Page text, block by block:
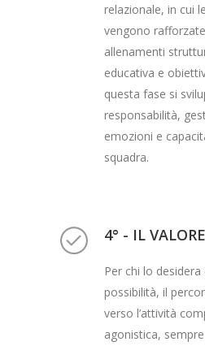
relazionale, in cui
vengono
allenamenti
educativa e
questa fase si
responsabilità,
emozioni e
squadra.
4° - IL VALORE
Per chi lo
possibilità, il
verso l’attività
agonistica,